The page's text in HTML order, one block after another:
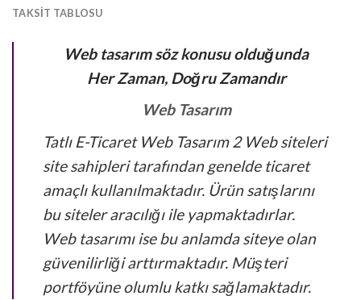
TAKSIT TABLOSU
Web tasarım söz konusu olduğunda
Her Zaman, Doğru Zamandır
Web Tasarım
Tatlı E-Ticaret Web Tasarım 2 Web siteleri
site sahipleri tarafından genelde ticaret
amaçlı kullanılmaktadır. Ürün satışlarını
bu siteler aracılığı ile yapmaktadırlar.
Web tasarımı ise bu anlamda siteye olan
güvenilirliği arttırmaktadır. Müşteri
portföyüne olumlu katkı sağlamaktadır.